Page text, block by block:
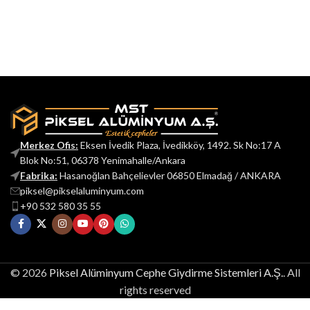
Merkez Ofis: Eksen İvedik Plaza, İvedikköy, 1492. Sk No:17 A
Blok No:51, 06378 Yenimahalle/Ankara
Fabrika: Hasanoğlan Bahçelievler 06850 Elmadağ / ANKARA
piksel@pikselaluminyum.com
+90 532 580 35 55
© 2026 Piksel Alüminyum Cephe Giydirme Sistemleri A.Ş. . All
rights reserved